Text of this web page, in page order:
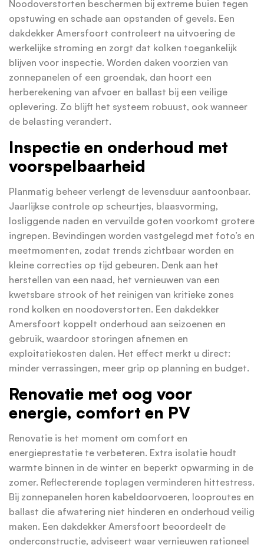
Noodoverstorten beschermen bij extreme buien tegen
opstuwing en schade aan opstanden of gevels. Een
dakdekker Amersfoort controleert na uitvoering de
werkelijke stroming en zorgt dat kolken toegankelijk
blijven voor inspectie. Worden daken voorzien van
zonnepanelen of een groendak, dan hoort een
herberekening van afvoer en ballast bij een veilige
oplevering. Zo blijft het systeem robuust, ook wanneer
de belasting verandert.
Inspectie en onderhoud met
voorspelbaarheid
Planmatig beheer verlengt de levensduur aantoonbaar.
Jaarlijkse controle op scheurtjes, blaasvorming,
losliggende naden en vervuilde goten voorkomt grotere
ingrepen. Bevindingen worden vastgelegd met foto’s en
meetmomenten, zodat trends zichtbaar worden en
kleine correcties op tijd gebeuren. Denk aan het
herstellen van een naad, het vernieuwen van een
kwetsbare strook of het reinigen van kritieke zones
rond kolken en noodoverstorten. Een dakdekker
Amersfoort koppelt onderhoud aan seizoenen en
gebruik, waardoor storingen afnemen en
exploitatiekosten dalen. Het effect merkt u direct:
minder verrassingen, meer grip op planning en budget.
Renovatie met oog voor
energie, comfort en PV
Renovatie is het moment om comfort en
energieprestatie te verbeteren. Extra isolatie houdt
warmte binnen in de winter en beperkt opwarming in de
zomer. Reflecterende toplagen verminderen hittestress.
Bij zonnepanelen horen kabeldoorvoeren, looproutes en
ballast die afwatering niet hinderen en onderhoud veilig
maken. Een dakdekker Amersfoort beoordeelt de
onderconstructie, adviseert waar vernieuwen rationeel